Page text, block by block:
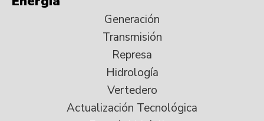
Generación
Transmisión
Represa
Hidrología
Vertedero
Actualización Tecnológica